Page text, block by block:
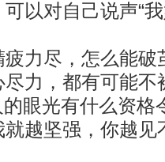
以对自己说声“
力尽，怎么能破
力，都有可能
眼光有什么资格
越坚强，你越